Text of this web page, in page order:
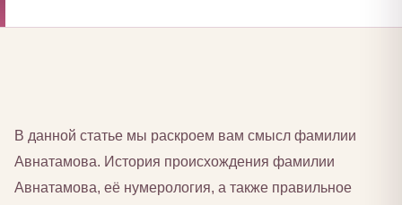
В данной статье мы раскроем вам смысл фамилии
Авнатамова. История происхождения фамилии
Авнатамова, её нумерология, а также правильное